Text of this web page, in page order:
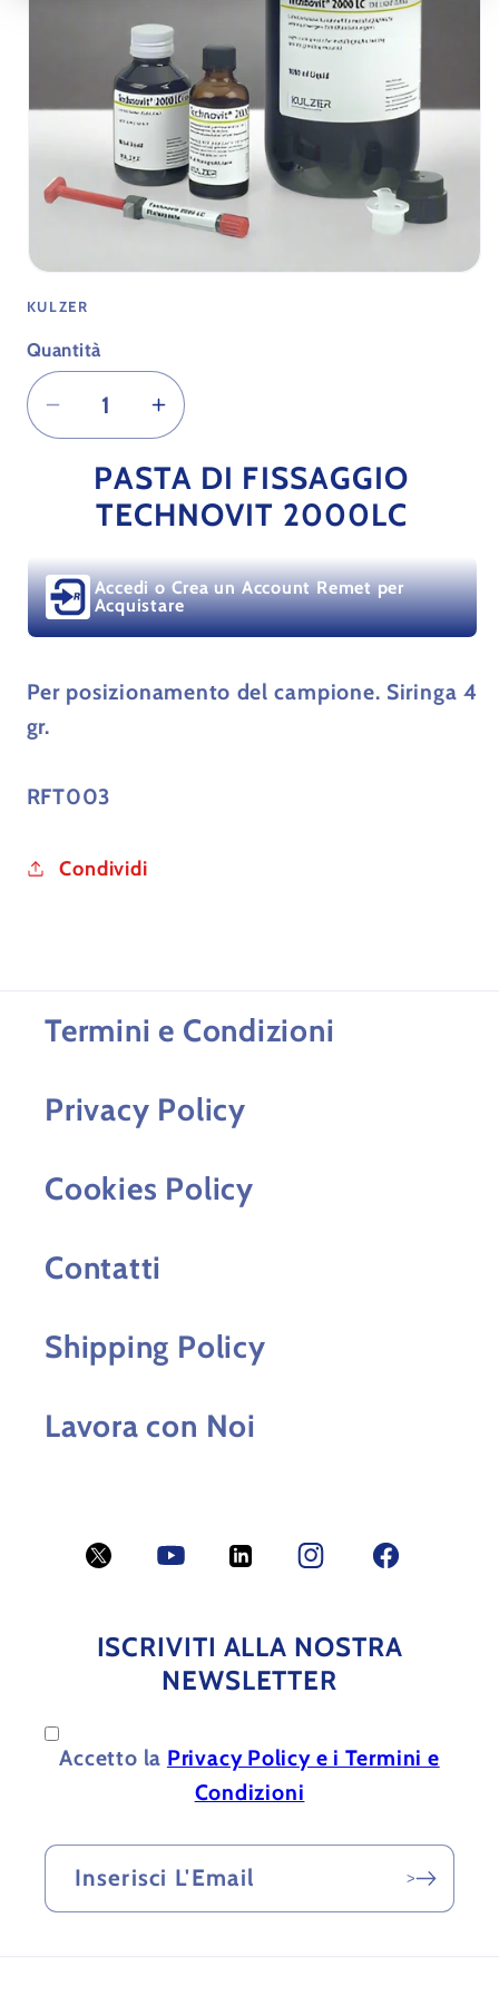
multimediali
in
finestra
modale
KULZER
Quantità
Diminuisci
quantità
PASTA
FISSAGGIO
TECHNOVIT
2000LC
Aumenta
quantità
per
PASTA
FISSAGGIO
TECHNOVIT
2000LC
PASTA DI FISSAGGIO
TECHNOVIT 2000LC
Accedi o Crea un Account Remet per
Acquistare
Per posizionamento del campione. Siringa 4
gr.
RFT003
Condividi
Termini e Condizioni
Privacy Policy
Cookies Policy
Contatti
Shipping Policy
Lavora con Noi
Twitter YouTubeLinkedInFacebookFacebook
ISCRIVITI ALLA NOSTRA
NEWSLETTER
Accetto la Privacy Policy e i Termini e
Condizioni
Inserisci L'Email >